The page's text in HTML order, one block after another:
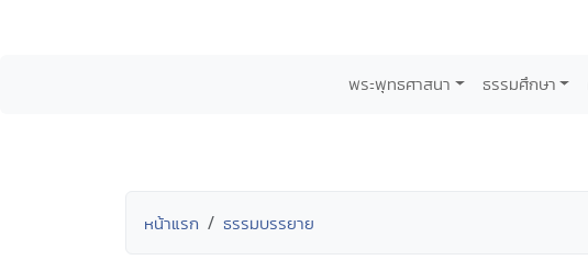
พระพุทธศาสนา ธรรมศึกษา
หน้าแรก ธรรมบรรยาย